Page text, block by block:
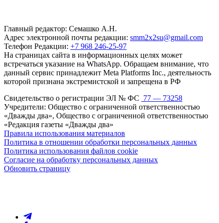
Главный редактор: Семашко А.Н.
Адрес электронной почты редакции: smm2x2su@gmail.com
Телефон Редакции: +7 968 246-25-97
На страницах сайта в информационных целях может
встречаться указание на WhatsApp. Обращаем внимание, что
данный сервис принадлежит Meta Platforms Inc., деятельность
которой признана экстремистской и запрещена в РФ
Свидетельство о регистрации ЭЛ № ФС 77 — 73258
Учредители: Общество с ограниченной ответственностью
«Дважды два», Общество с ограниченной ответственностью
«Редакция газеты «Дважды два»
Правила использования материалов
Политика в отношении обработки персональных данных
Политика использования файлов cookie
Согласие на обработку персональных данных
Обновить страницу